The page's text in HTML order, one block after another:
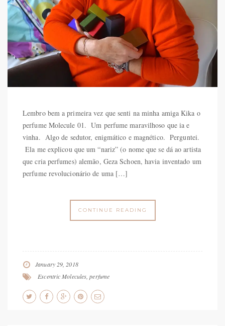
Lembro bem a primeira vez que senti na minha amiga Kika o
perfume Molecule 01. Um perfume maravilhoso que ia e
vinha. Algo de sedutor, enigmático e magnético. Perguntei.
Ela me explicou que um “nariz” (o nome que se dá ao artista
que cria perfumes) alemão, Geza Schoen, havia inventado um
perfume revolucionário de uma […]
CONTINUE READING
January 29, 2018
Escentric Molecules ,perfume